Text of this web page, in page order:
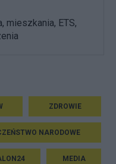
mieszkania, ETS,
ZDROWIE
NARODOWE
MEDIA